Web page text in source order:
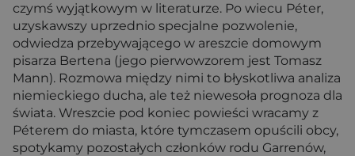
czymś wyjątkowym w literaturze. Po wiecu Péter,
uzyskawszy uprzednio specjalne pozwolenie,
odwiedza przebywającego w areszcie domowym
pisarza Bertena (jego pierwowzorem jest Tomasz
Mann). Rozmowa między nimi to błyskotliwa analiza
niemieckiego ducha, ale też niewesoła prognoza dla
świata. Wreszcie pod koniec powieści wracamy z
Péterem do miasta, które tymczasem opuścili obcy,
spotykamy pozostałych członków rodu Garrenów,